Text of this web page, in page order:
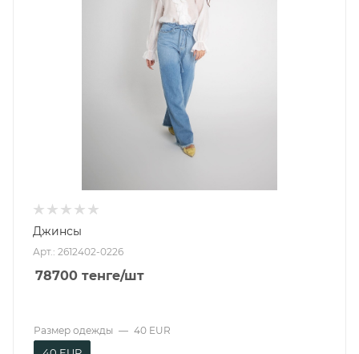
Джинсы
Арт.: 2612402-0226
78700 тенге/шт
Размер одежды — 40 EUR